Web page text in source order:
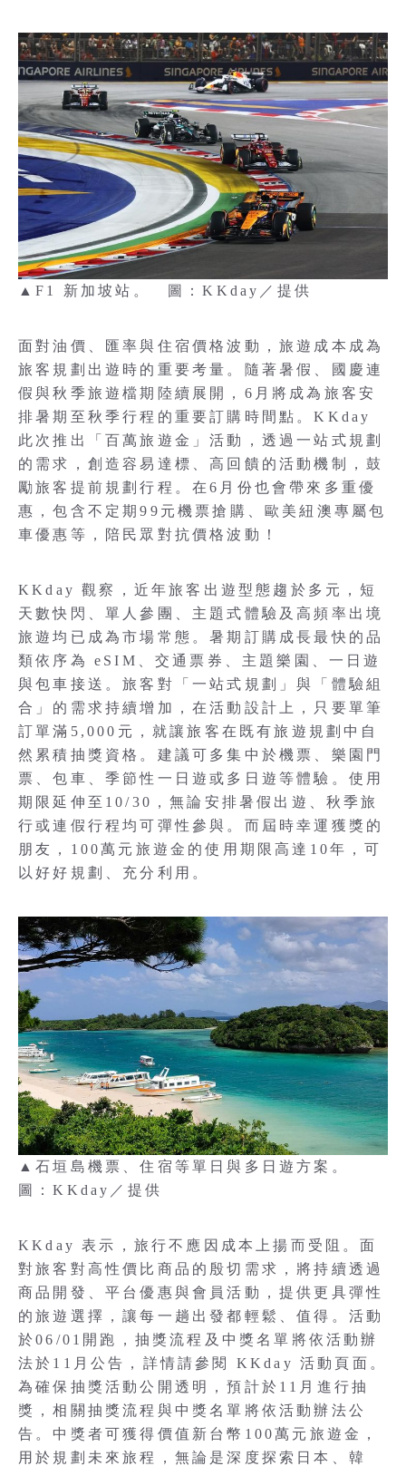
▲F1 新加坡站。 圖：KKday／提供
面對油價、匯率與住宿價格波動，旅遊成本成為
旅客規劃出遊時的重要考量。隨著暑假、國慶連
假與秋季旅遊檔期陸續展開，6月將成為旅客安
排暑期至秋季行程的重要訂購時間點。KKday
此次推出「百萬旅遊金」活動，透過一站式規劃
的需求，創造容易達標、高回饋的活動機制，鼓
勵旅客提前規劃行程。在6月份也會帶來多重優
惠，包含不定期99元機票搶購、歐美紐澳專屬包
車優惠等，陪民眾對抗價格波動！
KKday 觀察，近年旅客出遊型態趨於多元，短
天數快閃、單人參團、主題式體驗及高頻率出境
旅遊均已成為市場常態。暑期訂購成長最快的品
類依序為 eSIM、交通票券、主題樂園、一日遊
與包車接送。旅客對「一站式規劃」與「體驗組
合」的需求持續增加，在活動設計上，只要單筆
訂單滿5,000元，就讓旅客在既有旅遊規劃中自
然累積抽獎資格。建議可多集中於機票、樂園門
票、包車、季節性一日遊或多日遊等體驗。使用
期限延伸至10/30，無論安排暑假出遊、秋季旅
行或連假行程均可彈性參與。而屆時幸運獲獎的
朋友，100萬元旅遊金的使用期限高達10年，可
以好好規劃、充分利用。
▲石垣島機票、住宿等單日與多日遊方案。
圖：KKday／提供
KKday 表示，旅行不應因成本上揚而受阻。面
對旅客對高性價比商品的殷切需求，將持續透過
商品開發、平台優惠與會員活動，提供更具彈性
的旅遊選擇，讓每一趟出發都輕鬆、值得。活動
於06/01開跑，抽獎流程及中獎名單將依活動辦
法於11月公告，詳情請參閱 KKday 活動頁面。
為確保抽獎活動公開透明，預計於11月進行抽
獎，相關抽獎流程與中獎名單將依活動辦法公
告。中獎者可獲得價值新台幣100萬元旅遊金，
用於規劃未來旅程，無論是深度探索日本、韓